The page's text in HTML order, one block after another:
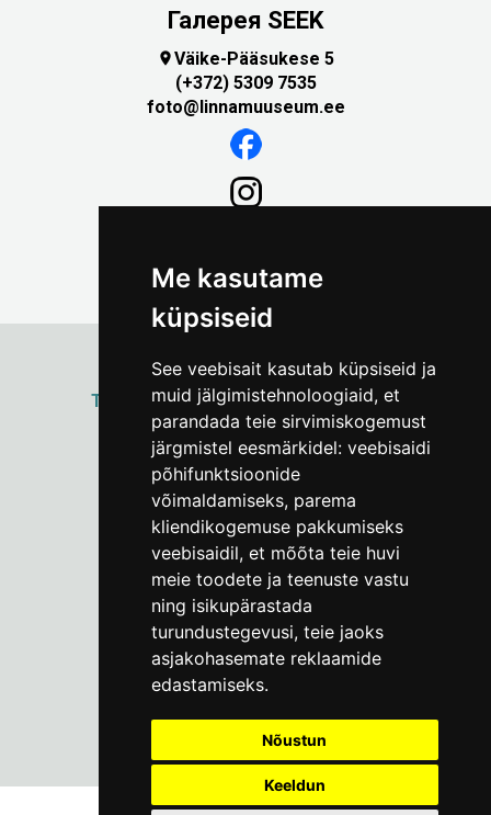
Me kasutame
küpsiseid
See veebisait kasutab küpsiseid ja
muid jälgimistehnoloogiaid, et
parandada teie sirvimiskogemust
järgmistel eesmärkidel: veebisaidi
põhifunktsioonide
võimaldamiseks, parema
kliendikogemuse pakkumiseks
veebisaidil, et mõõta teie huvi
meie toodete ja teenuste vastu
ning isikupärastada
turundustegevusi, teie jaoks
asjakohasemate reklaamide
edastamiseks.
Nõustun
Keeldun
Галерея SEEK
Väike-Pääsukese 5
(+372) 5309 7535
foto@linnamuuseum.ee
ТАЛЛИННСКИЙГОРОДСКОЙ МУЗЕЙ
Vene 17
Пн–Пт 9–17:(+372) 610 4178
info@linnamuuseum.ee